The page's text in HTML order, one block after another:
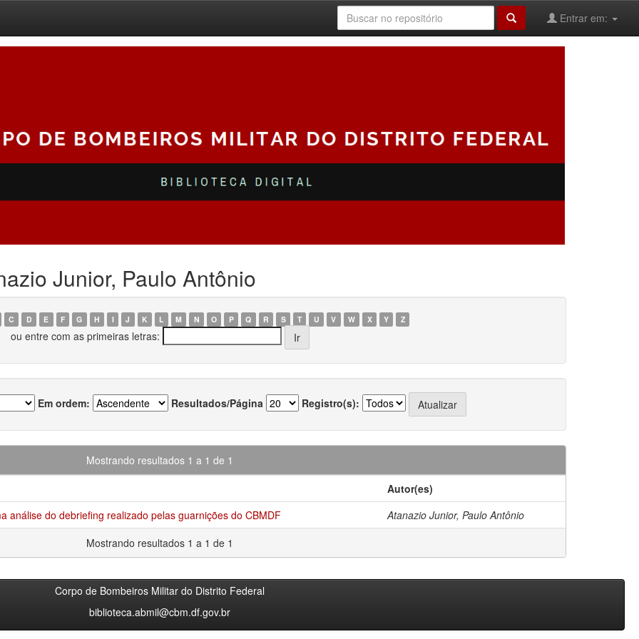
Entrar em:
Junior, Paulo Antônio
C D E F G H I J K L M N O P Q R S T U V W X Y Z
ou entre com as primeiras letras:
Em ordem: Resultados/Página Registro(s):
Mostrando resultados 1 a 1 de 1
Autor(es)
análise do debriefing realizado pelas guarnições do CBMDF
Atanazio Junior, Paulo Antônio
Mostrando resultados 1 a 1 de 1
Corpo de Bombeiros Militar do Distrito Federal
biblioteca.abmil@cbm.df.gov.br